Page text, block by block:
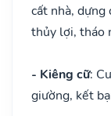
cất nhà, dựng
thủy lợi, tháo
- Kiêng cữ:
giường, kết